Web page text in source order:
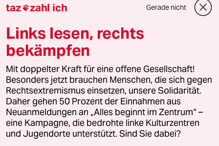
Downloads für Abonnierende
© 2026 taz Verlags und Vertriebs GmbH
Alle Rechte vorbehalten. Bei rechtlichen Fragen oder für Genehmigungen
wenden Sie sich bitte an
lizenzen@taz.de
Feedback Redaktionsstatut Kommune-Richtlinien
Leitlinie Informant Datenschutz Impressum AGB
taz zahl ich Gerade nicht
Links lesen, rechts
bekämpfen
Mit doppelter Kraft für eine offene Gesellschaft!
Besonders jetzt brauchen Menschen, die sich gegen
Rechtsextremismus einsetzen, unsere Solidarität.
Daher gehen 50 Prozent der Einnahmen aus
Neuanmeldungen an „Alles beginnt im Zentrum“ –
eine Kampagne, die bedrohte linke Kulturzentren
und Jugendorte unterstützt. Sind Sie dabei?